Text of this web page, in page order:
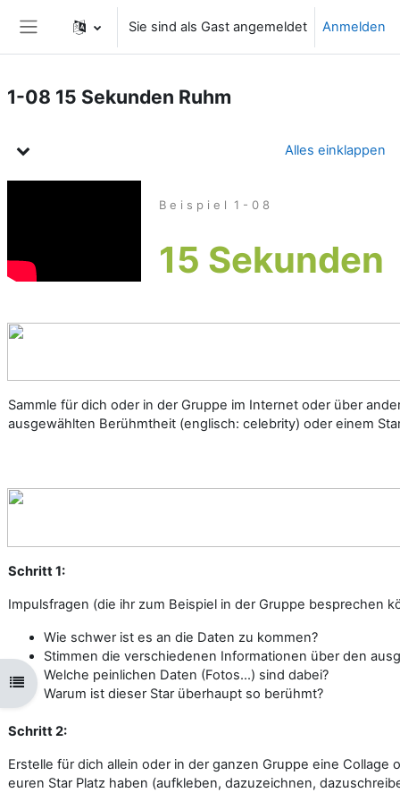
Website-Übersicht
Sie sind als Gast angemeldet Anmelden
Kursindex öffnen
1-08 15 Sekunden Ruhm
Alles einklappen
B e i s p i e l 1 - 0 8
15 Sekunden
Sammle für dich oder in der Gruppe im Internet oder über
ausgewählten Berühmtheit (englisch: celebrity) oder einem
Schritt 1:
Impulsfragen (die ihr zum Beispiel in der Gruppe besprechen
Wie schwer ist es an die Daten zu kommen?
Stimmen die verschiedenen Informationen über den
Welche peinlichen Daten (Fotos...) sind dabei?
Warum ist dieser Star überhaupt so berühmt?
Schritt 2:
Erstelle für dich allein oder in der ganzen Gruppe eine Collage
euren Star Platz haben (aufkleben, dazuzeichnen,